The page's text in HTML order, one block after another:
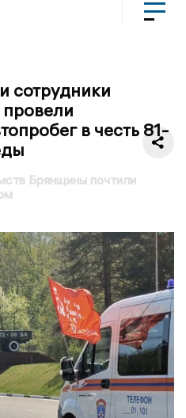
сотрудники
в честь 81-
Брянщины почтили